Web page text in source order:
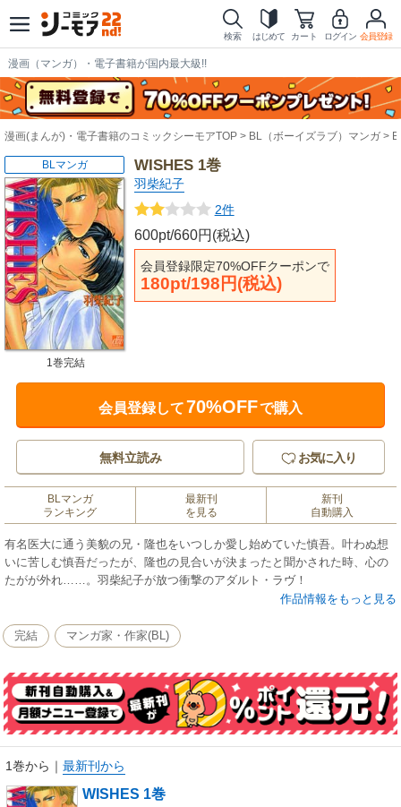
検索 はじめて カート ログイン 会員登録
漫画（マンガ）・電子書籍が国内最大級!!
漫画(まんが)・電子書籍のコミックシーモアTOP BL（ボーイズラブ）マンガ
WISHES 1巻
羽柴紀子
2件
600pt/660円(税込)
会員登録限定70%OFFクーポンで
180pt/198円(税込)
BLマンガ
1巻完結
会員登録して70%OFFで購入
無料立読み お気に入り
BLマンガ
ランキング
最新刊
を見る
新刊
自動購入
有名医大に通う美貌の兄・隆也をいつしか愛し始めていた慎吾。叶わぬ想
いに苦しむ慎吾だったが、隆也の見合いが決まったと聞かされた時、心の
たがが外れ……。羽柴紀子が放つ衝撃のアダルト・ラヴ！
作品情報をもっと見る
完結 マンガ家・作家(BL)
1巻から ｜ 最新刊から
WISHES 1巻